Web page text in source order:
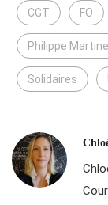
CGT FO
Philippe
Solidaires